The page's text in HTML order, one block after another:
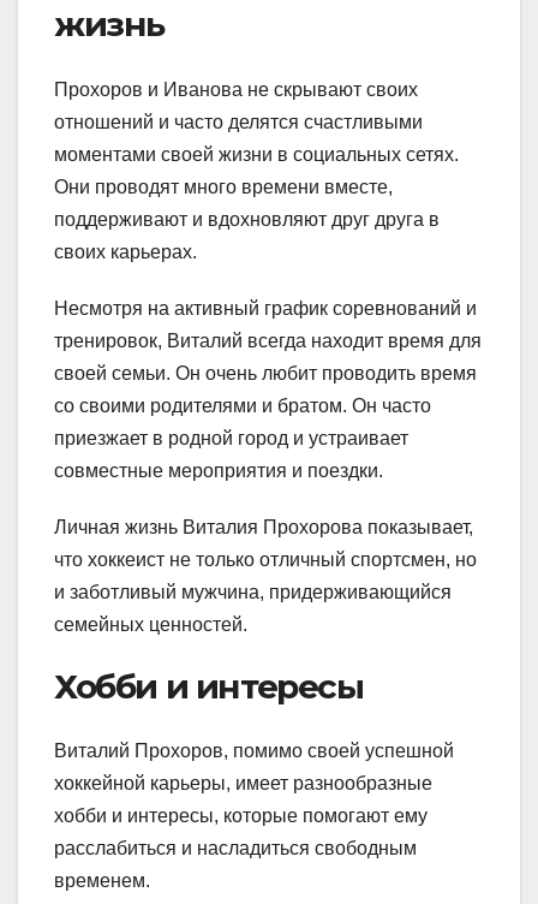
жизнь
Прохоров и Иванова не скрывают своих
отношений и часто делятся счастливыми
моментами своей жизни в социальных сетях.
Они проводят много времени вместе,
поддерживают и вдохновляют друг друга в
своих карьерах.
Несмотря на активный график соревнований и
тренировок, Виталий всегда находит время для
своей семьи. Он очень любит проводить время
со своими родителями и братом. Он часто
приезжает в родной город и устраивает
совместные мероприятия и поездки.
Личная жизнь Виталия Прохорова показывает,
что хоккеист не только отличный спортсмен, но
и заботливый мужчина, придерживающийся
семейных ценностей.
Хобби и интересы
Виталий Прохоров, помимо своей успешной
хоккейной карьеры, имеет разнообразные
хобби и интересы, которые помогают ему
расслабиться и насладиться свободным
временем.